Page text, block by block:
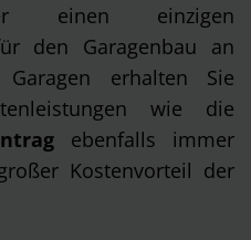
einen einzigen
den Garagenbau an
erhalten Sie
wie die
ebenfalls immer
Kostenvorteil der